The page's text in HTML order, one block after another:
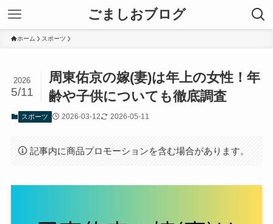
ごましおブログ
ホーム スポーツ
周東佑京の嫁(妻)は年上の女性！年
齢や子供についても徹底調査
2026
5/11
スポーツ 2026-03-12 2026-05-11
記事内に商品プロモーションを含む場合があります。